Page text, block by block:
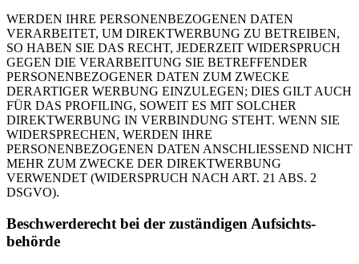
WERDEN IHRE PERSONENBEZOGENEN DATEN
VERARBEITET, UM DIREKTWERBUNG ZU BETREIBEN,
SO HABEN SIE DAS RECHT, JEDERZEIT WIDERSPRUCH
GEGEN DIE VERARBEITUNG SIE BETREFFENDER
PERSONENBEZOGENER DATEN ZUM ZWECKE
DERARTIGER WERBUNG EINZULEGEN; DIES GILT AUCH
FÜR DAS PROFILING, SOWEIT ES MIT SOLCHER
DIREKTWERBUNG IN VERBINDUNG STEHT. WENN SIE
WIDERSPRECHEN, WERDEN IHRE
PERSONENBEZOGENEN DATEN ANSCHLIESSEND NICHT
MEHR ZUM ZWECKE DER DIREKTWERBUNG
VERWENDET (WIDERSPRUCH NACH ART. 21 ABS. 2
DSGVO).
Beschwerde­recht bei der zuständigen Aufsichts­
behörde